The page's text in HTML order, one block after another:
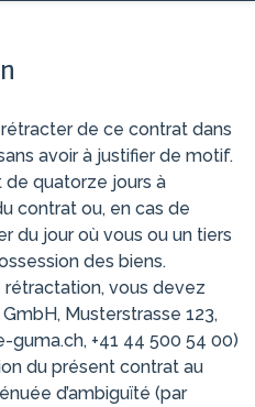
de ce contrat dans
avoir à justifier de motif.
quatorze jours à
contrat ou, en cas de
du jour où vous ou un tiers
des biens.
vous devez
Musterstrasse 123,
+41 44 500 54 00)
du présent contrat au
d’ambiguïté (par